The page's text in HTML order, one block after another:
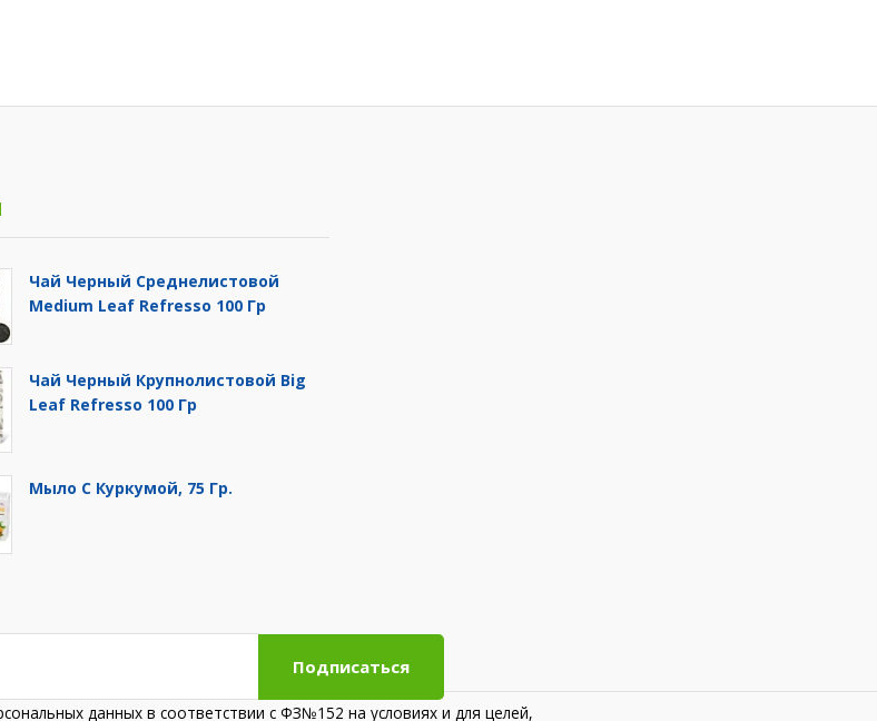
Чай Черный Среднелистовой
Medium Leaf Refresso 100 Гр
Чай Черный Крупнолистовой Big
Leaf Refresso 100 Гр
Мыло С Куркумой, 75 Гр.
Подписаться
данных в соответствии с ФЗ№152 на условиях и для целей,